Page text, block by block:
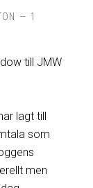
1
till JMW
lagt till
som
men